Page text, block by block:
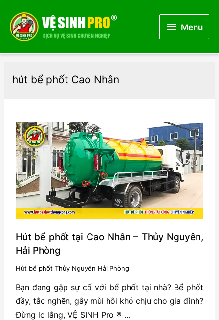
MenuMenu
hút bể phốt Cao Nhân
Hút bể phốt tại Cao Nhân – Thủy Nguyên,
Hải Phòng
Hút bể phốt Thủy Nguyên Hải Phòng
Bạn đang gặp sự cố với bể phốt tại nhà? Bể phốt
đầy, tắc nghẽn, gây mùi hôi khó chịu cho gia đình?
Đừng lo lắng, VỆ SINH Pro ® …